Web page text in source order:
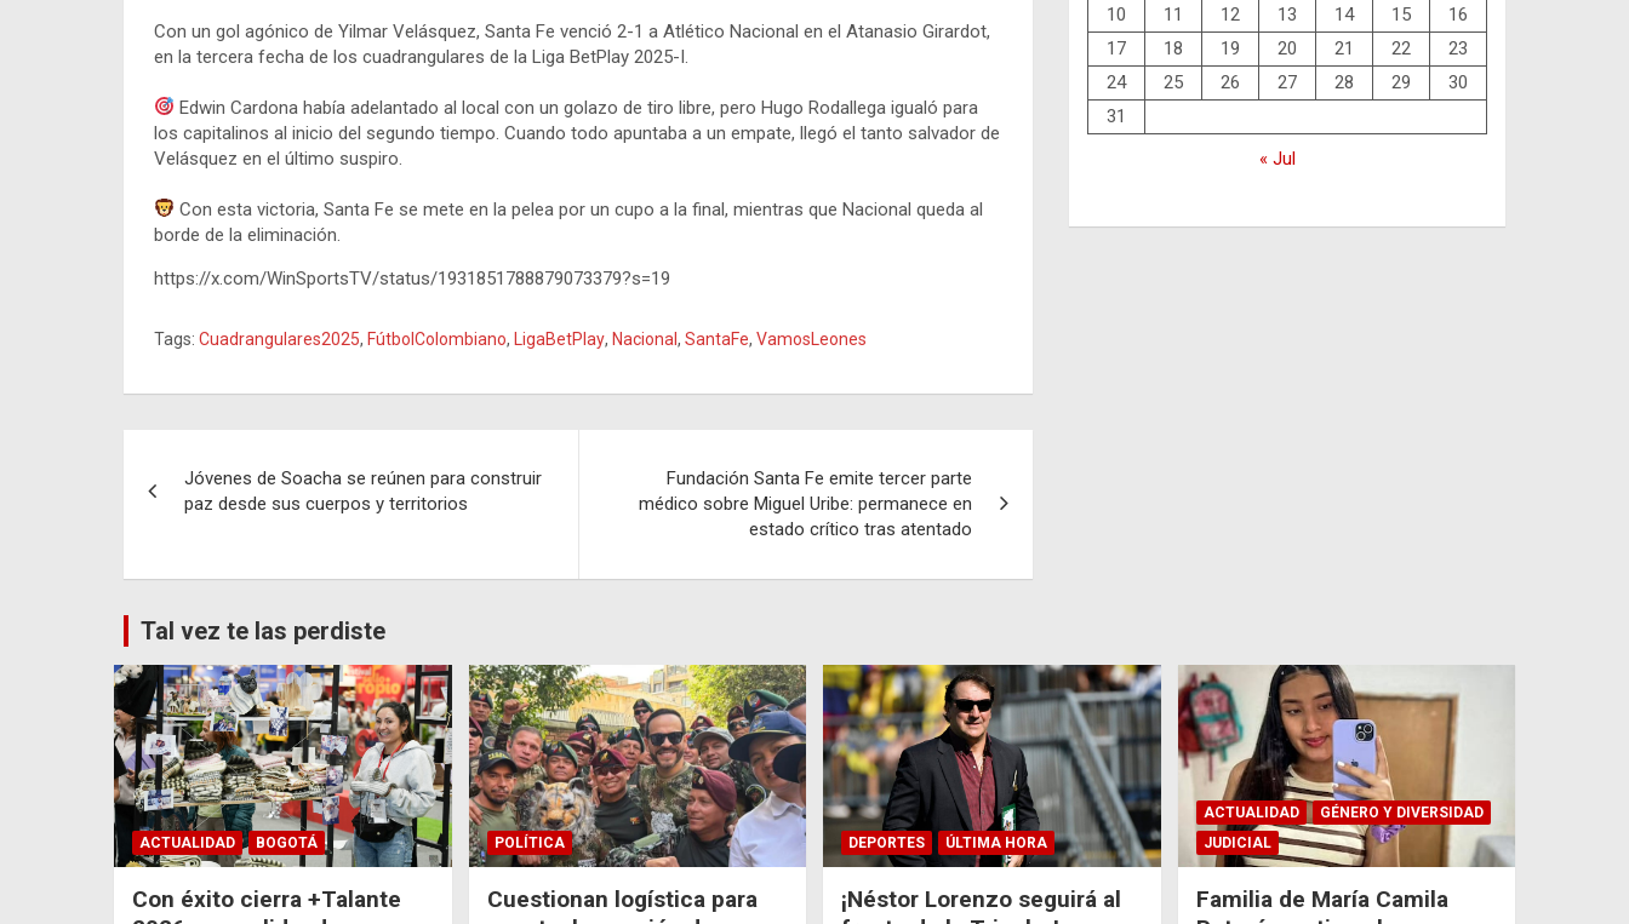
Con un gol agónico de Yilmar Velásquez, Santa Fe venció 2-1 a Atlético Nacional en el Atanasio Girardot,
en la tercera fecha de los cuadrangulares de la Liga BetPlay 2025-I.
Edwin Cardona había adelantado al local con un golazo de tiro libre, pero Hugo Rodallega igualó para
los capitalinos al inicio del segundo tiempo. Cuando todo apuntaba a un empate, llegó el tanto salvador de
Velásquez en el último suspiro.
Con esta victoria, Santa Fe se mete en la pelea por un cupo a la final, mientras que Nacional queda al
borde de la eliminación.
https://x.com/WinSportsTV/status/1931851788879073379?s=19
Tags: Cuadrangulares2025, FútbolColombiano, LigaBetPlay, Nacional , SantaFe, VamosLeones
de
Jóvenes de Soacha se reúnen para construir
paz desde sus cuerpos y territorios
Fundación Santa Fe emite tercer parte
médico sobre Miguel Uribe: permanece en
estado crítico tras atentado
10
11 12 13 14 15
16
17
18 19 20 21 22
23
24
25 26 27 28 29
30
31
« Jul
Tal vez te las perdiste
ACTUALIDAD BOGOTÁ
Con éxito cierra +Talante
POLÍTICA
Cuestionan logística para
DEPORTES ÚLTIMA HORA
¡Néstor Lorenzo seguirá al
ACTUALIDAD
GÉNERO Y DIVERSIDAD
JUDICIAL
Familia de María Camila